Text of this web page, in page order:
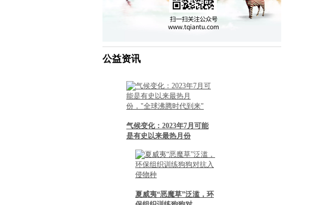
公益资讯
气候变化：2023年7月可能
是有史以来最热月份
夏威夷“恶魔草”泛滥，环